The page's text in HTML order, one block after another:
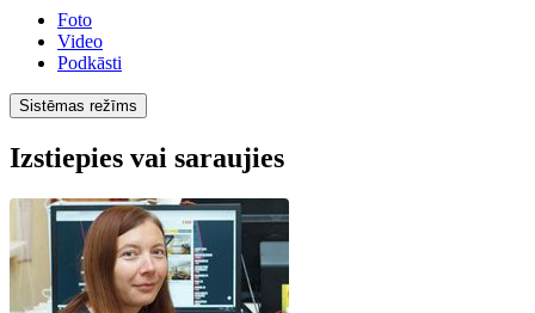
Foto
Video
Podkāsti
Sistēmas režīms
Izstiepies vai saraujies